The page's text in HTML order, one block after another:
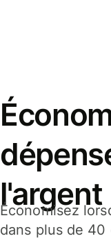
l'argent
Économisez
dans plus de